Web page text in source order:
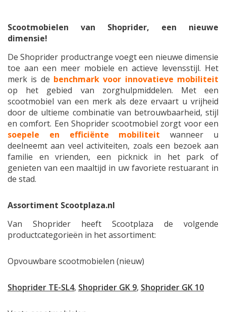
Scootmobielen van Shoprider, een nieuwe
dimensie!
De Shoprider productrange voegt een nieuwe dimensie
toe aan een meer mobiele en actieve levensstijl. Het
merk is de benchmark voor innovatieve mobiliteit
op het gebied van zorghulpmiddelen. Met een
scootmobiel van een merk als deze ervaart u vrijheid
door de ultieme combinatie van betrouwbaarheid, stijl
en comfort. Een Shoprider scootmobiel zorgt voor een
soepele en efficiënte mobiliteit wanneer u
deelneemt aan veel activiteiten, zoals een bezoek aan
familie en vrienden, een picknick in het park of
genieten van een maaltijd in uw favoriete restuarant in
de stad.
Assortiment Scootplaza.nl
Van Shoprider heeft Scootplaza de volgende
productcategorieën in het assortiment:
Opvouwbare scootmobielen (nieuw)
Shoprider TE-SL4, Shoprider GK 9, Shoprider GK 10